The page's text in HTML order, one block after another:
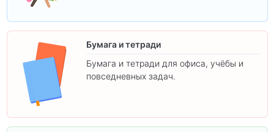
Бумага и тетради
Бумага и тетради для офиса, учёбы и
повседневных задач.